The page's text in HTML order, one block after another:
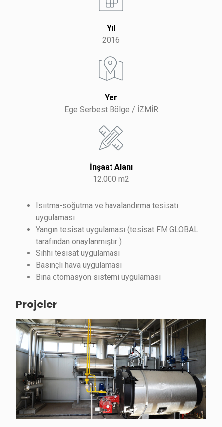
Yıl
2016
Yer
Ege Serbest Bölge / İZMİR
İnşaat Alanı
12.000 m2
Isııtma-soğutma ve havalandırma tesisatı
uygulaması
Yangın tesisat uygulaması (tesisat FM GLOBAL
tarafından onaylanmıştır )
Sıhhi tesisat uygulaması
Basınçlı hava uygulaması
Bina otomasyon sistemi uygulaması
Projeler